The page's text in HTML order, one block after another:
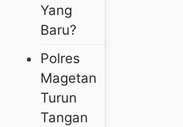
Yang
Baru?
Polres
Magetan
Turun
Tangan